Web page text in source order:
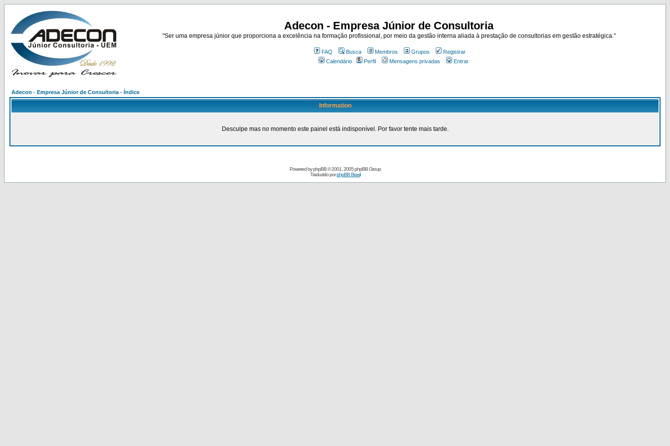
Adecon - Empresa Júnior de Consultoria
"Ser uma empresa júnior que proporciona a excelência na formação profissional, por meio da gestão interna aliada à prestação de consultorias em gestão estratégica."
FAQ Busca Membros Grupos
Registrar
Calendário
Perfil Mensagens privadas Entrar
Adecon - Empresa Júnior de Consultoria - Índice
Information
Desculpe mas no momento este painel está indisponível. Por favor tente mais tarde.
Powered byphpBB© 2001, 2005 phpBB Group
Traduzido porphpBB Brasil